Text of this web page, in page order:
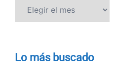
Lo más buscado